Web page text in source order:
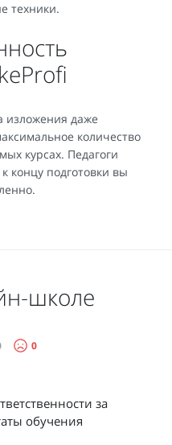
техники.
изложения даже
количество
курсах. Педагоги
концу подготовки вы
школе
0
за
обучения